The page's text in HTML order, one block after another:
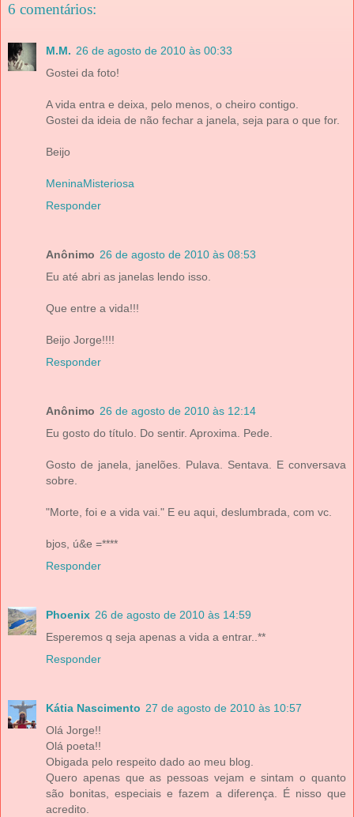
6 comentários:
M.M. 26 de agosto de 2010 às 00:33
Gostei da foto!
A vida entra e deixa, pelo menos, o cheiro contigo.
Gostei da ideia de não fechar a janela, seja para o que for.
Beijo
MeninaMisteriosa
Responder
Anônimo 26 de agosto de 2010 às 08:53
Eu até abri as janelas lendo isso.
Que entre a vida!!!
Beijo Jorge!!!!
Responder
Anônimo 26 de agosto de 2010 às 12:14
Eu gosto do título. Do sentir. Aproxima. Pede.
Gosto de janela, janelões. Pulava. Sentava. E conversava
sobre.
"Morte, foi e a vida vai." E eu aqui, deslumbrada, com vc.
bjos, ú&e =****
Responder
Phoenix 26 de agosto de 2010 às 14:59
Esperemos q seja apenas a vida a entrar..**
Responder
Kátia Nascimento 27 de agosto de 2010 às 10:57
Olá Jorge!!
Olá poeta!!
Obigada pelo respeito dado ao meu blog.
Quero apenas que as pessoas vejam e sintam o quanto
são bonitas, especiais e fazem a diferença. É nisso que
acredito.